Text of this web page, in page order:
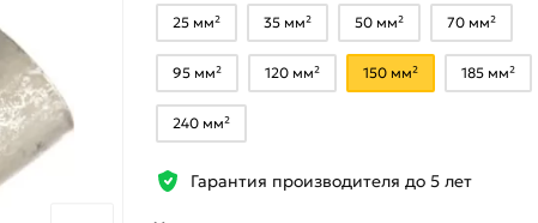
25 мм² 35 мм² 50 мм² 70 мм²
95 мм² 120 мм² 150 мм² 185 мм²
240 мм²
Гарантия производителя до 5 лет